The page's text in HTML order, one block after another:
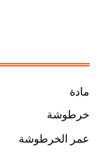
مادة
خرطوشة
عمر الخرطوشة